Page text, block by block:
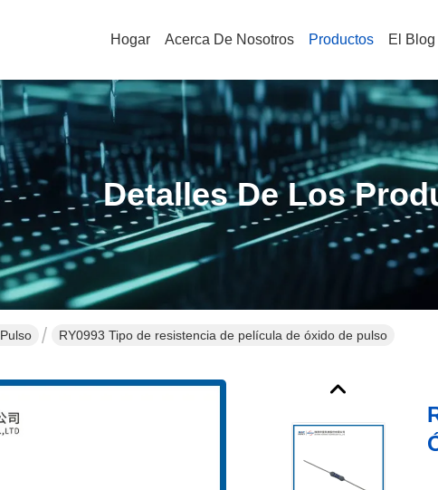
Hogar Acerca De Nosotros Productos El Blog
Detalles De Los
RY0993 Tipo de resistencia de película de óxido de pulso